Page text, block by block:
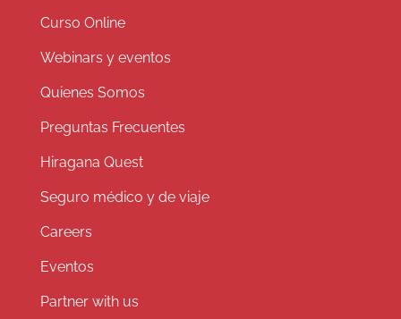
Curso Online
Webinars y eventos
Quienes Somos
Preguntas Frecuentes
Hiragana Quest
Seguro médico y de viaje
Careers
Eventos
Partner with us